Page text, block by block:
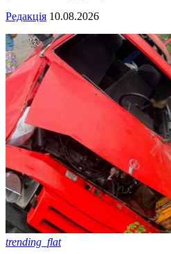
Редакція 10.08.2026
trending_flat